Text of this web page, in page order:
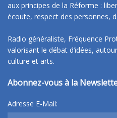
aux principes de la Réforme :
écoute, respect des personnes,
Radio généraliste, Fréquence
valorisant le débat d’idées,
culture et arts.
Abonnez-vous à la
Adresse E-Mail: